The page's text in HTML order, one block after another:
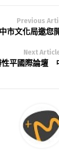
Previous
市文化局邀您
Next
性平國際論壇